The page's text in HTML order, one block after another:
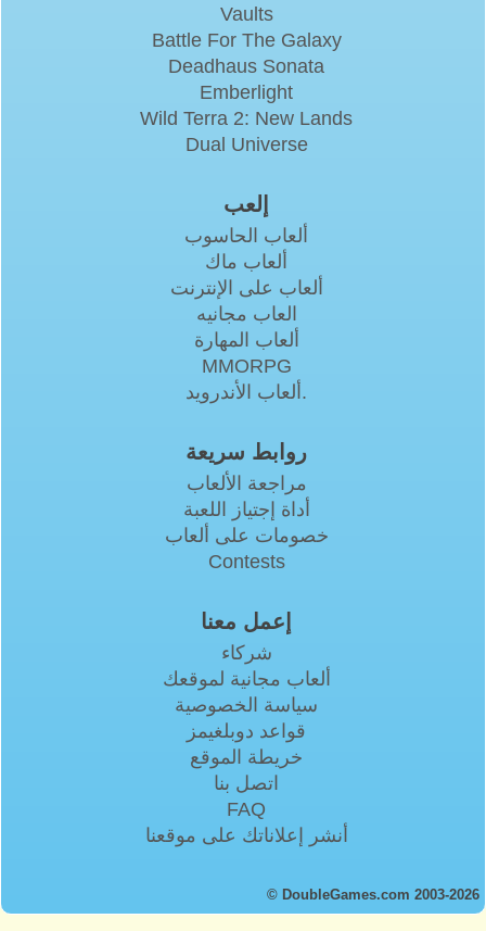
Vaults
Battle For The Galaxy
Deadhaus Sonata
Emberlight
Wild Terra 2: New Lands
Dual Universe
إلعب
ألعاب الحاسوب
ألعاب ماك
ألعاب على الإنترنت
العاب مجانيه
ألعاب المهارة
MMORPG
ألعاب الأندرويد.
روابط سريعة
مراجعة الألعاب
أداة إجتياز اللعبة
خصومات على ألعاب
Contests
إعمل معنا
شركاء
ألعاب مجانية لموقعك
سياسة الخصوصية
قواعد دوبلغيمز
خريطة الموقع
اتصل بنا
FAQ
أنشر إعلاناتك على موقعنا
© DoubleGames.com 2003-2026